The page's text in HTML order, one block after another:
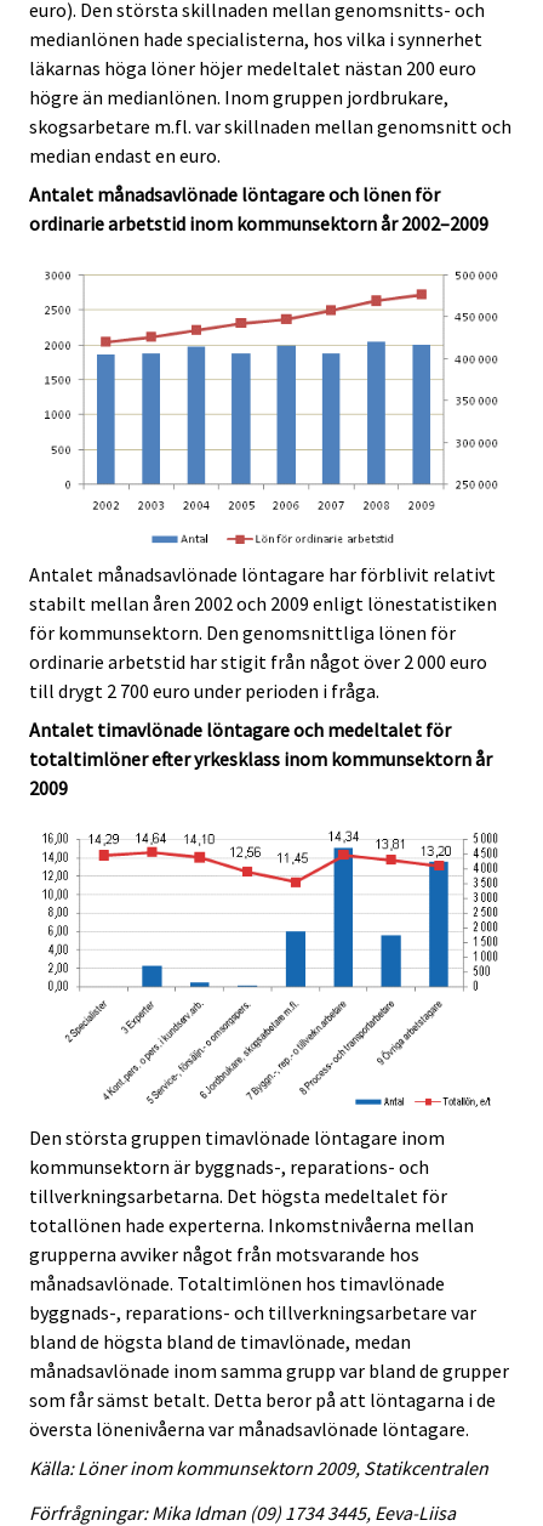
euro). Den största skillnaden mellan genomsnitts- och
medianlönen hade specialisterna, hos vilka i synnerhet
läkarnas höga löner höjer medeltalet nästan 200 euro
högre än medianlönen. Inom gruppen jordbrukare,
skogsarbetare m.fl. var skillnaden mellan genomsnitt och
median endast en euro.
Antalet månadsavlönade löntagare och lönen för
ordinarie arbetstid inom kommunsektorn år 2002–2009
Antalet månadsavlönade löntagare har förblivit relativt
stabilt mellan åren 2002 och 2009 enligt lönestatistiken
för kommunsektorn. Den genomsnittliga lönen för
ordinarie arbetstid har stigit från något över 2 000 euro
till drygt 2 700 euro under perioden i fråga.
Antalet timavlönade löntagare och medeltalet för
totaltimlöner efter yrkesklass inom kommunsektorn år
2009
Den största gruppen timavlönade löntagare inom
kommunsektorn är byggnads-, reparations- och
tillverkningsarbetarna. Det högsta medeltalet för
totallönen hade experterna. Inkomstnivåerna mellan
grupperna avviker något från motsvarande hos
månadsavlönade. Totaltimlönen hos timavlönade
byggnads-, reparations- och tillverkningsarbetare var
bland de högsta bland de timavlönade, medan
månadsavlönade inom samma grupp var bland de grupper
som får sämst betalt. Detta beror på att löntagarna i de
översta lönenivåerna var månadsavlönade löntagare.
Källa: Löner inom kommunsektorn 2009, Statikcentralen
Förfrågningar: Mika Idman (09) 1734 3445, Eeva-Liisa